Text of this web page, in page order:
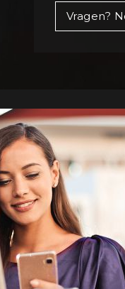
Vragen?